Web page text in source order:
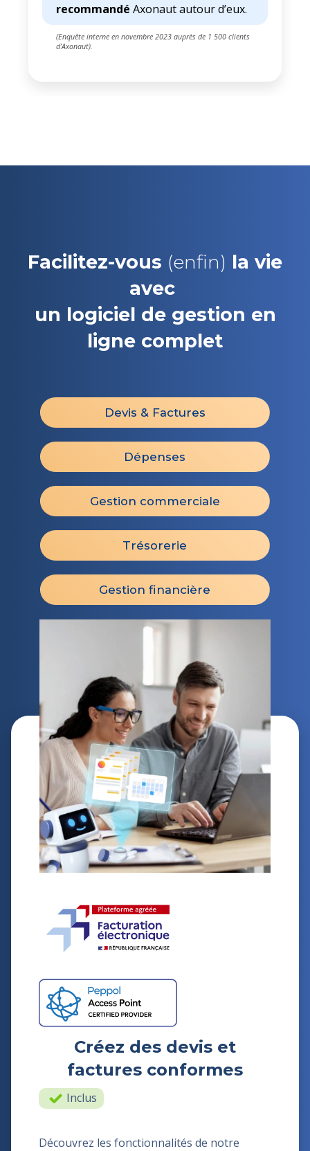
recommandé Axonaut autour d’eux.
(Enquête interne en novembre 2023 auprès de 1 500 clients
d’Axonaut).
Facilitez-vous (enfin) la vie
avec
un logiciel de gestion en
ligne complet
Devis & Factures
Dépenses
Gestion commerciale
Trésorerie
Gestion financière
Créez des devis et
factures conformes
Inclus
Découvrez les fonctionnalités de notre